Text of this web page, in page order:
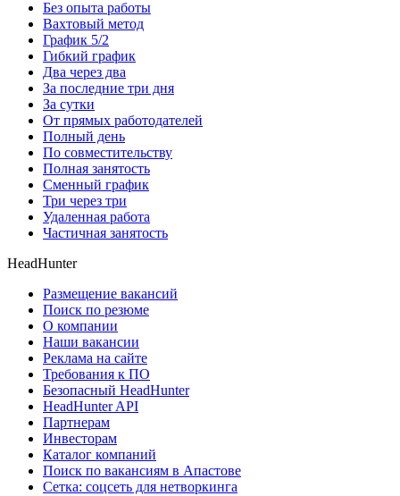
Без опыта работы
Вахтовый метод
График 5/2
Гибкий график
Два через два
За последние три дня
За сутки
От прямых работодателей
Полный день
По совместительству
Полная занятость
Сменный график
Три через три
Удаленная работа
Частичная занятость
HeadHunter
Размещение вакансий
Поиск по резюме
О компании
Наши вакансии
Реклама на сайте
Требования к ПО
Безопасный HeadHunter
HeadHunter API
Партнерам
Инвесторам
Каталог компаний
Поиск по вакансиям в Апастове
Сетка: соцсеть для нетворкинга